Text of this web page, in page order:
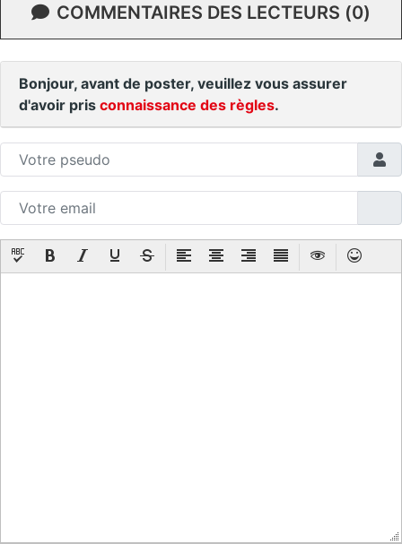
COMMENTAIRES DES LECTEURS (0)
Bonjour, avant de poster, veuillez vous assurer
d'avoir pris connaissance des règles.